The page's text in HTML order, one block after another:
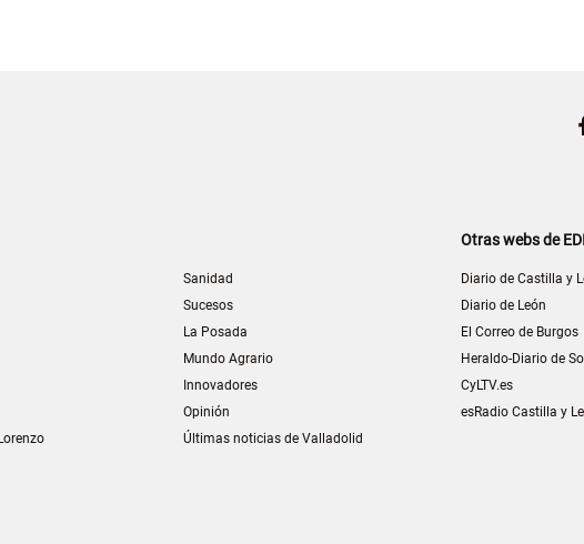
Sanidad
Sucesos
La Posada
Mundo Agrario
Innovadores
Opinión
Últimas noticias de Valladolid
Otras webs de
Diario de Castilla y
Diario de León
El Correo de Burgos
Heraldo-Diario de
CyLTV.es
esRadio Castilla y